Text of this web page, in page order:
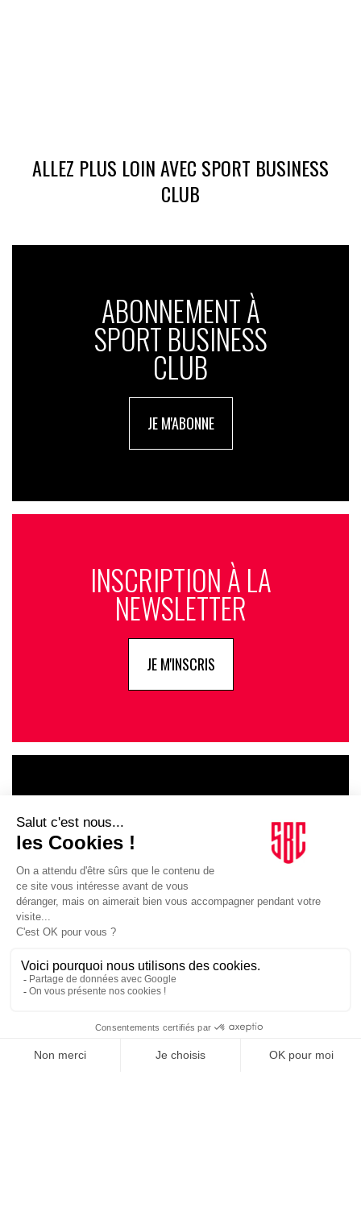
ALLEZ PLUS LOIN AVEC SPORT BUSINESS
CLUB
ABONNEMENT À
SPORT BUSINESS
CLUB
JE M'ABONNE
INSCRIPTION À LA
NEWSLETTER
JE M'INSCRIS
INFLUENCIA
JE DÉCOUVRE LE GROUPE
SUIVEZ-NOUS